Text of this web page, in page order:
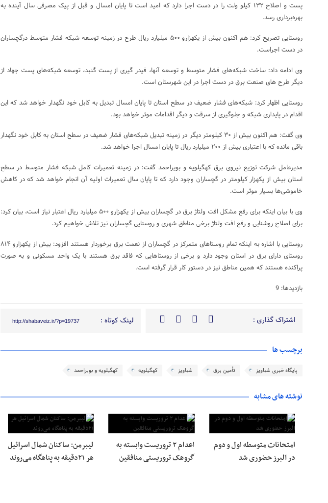
پست و اصلاح ۱۳۲ کیلو ولت را در دست اجرا دارد که امید است تا پایان امسال و قبل از پیک مصرفی سال آینده به
بهره‌برداری رسد.
روستایی تصریح کرد: هم اکنون بیش از یکهزارو ۵۰۰ میلیارد ریال طرح در زمینه توسعه شبکه فشار متوسط درگچساران
در دست اجراست.
وی ادامه داد: ساخت شبکه‌های فشار متوسط و توسعه آنها، فیدر گیری از پست گنبد، توسعه شبکه‌های پست جهاد از
دیگر طرح های صنعت برق در دست اجرا در این شهرستان است.
روستایی اظهار کرد: شبکه‌های فشار ضعیف در سطح استان تا پایان امسال تبدیل به کابل خود نگهدار خواهد شد که این
اقدام در پایداری شبکه و جلوگیری از سرقت و دیگر اقدامات موثر خواهد بود.
وی گفت: هم اکنون بیش از ۳۰ کیلومتر دیگر در زمینه تبدیل شبکه‌های فشار ضعیف در سطح استان به کابل خود نگهدار
باقی مانده که با اعتباری بیش از ۲۰۰ میلیارد ریال تا پایان امسال اجرا خواهد شد.
مدیرعامل شرکت توزیع نیروی برق کهگیلویه و بویراحمد گفت: در زمینه تعمیرات کامل شبکه فشار متوسط در سطح
استان بیش از یکهزار کیلومتر در گچساران وجود دارد که تا پایان سال تعمیرات اولیه آن انجام خواهد شد که در کاهش
خاموشی‌ها بسیار موثر است.
وی با بیان اینکه برای رفع مشکل افت ولتاژ برق در گچساران بیش از یکهزارو ۵۰۰ میلیارد ریال اعتبار نیاز است، بیان کرد:
برای اصلاح روشنایی و رفع افت ولتاژ برخی مناطق شهری و روستایی گچساران نیز تلاش خواهیم کرد.
روستایی با اشاره به اینکه تمام روستاهای متمرکز در گچساران از نعمت برق برخوردار هستند افزود: بیش از یکهزارو ۸۱۴
روستای دارای برق در استان وجود دارد و برخی از روستاهایی که فاقد برق هستند با یک واحد مسکونی و به صورت
پراکنده هستند که همین مناطق نیز در دستور کار قرار گرفته است.
بازدیدها: 9
اشتراک گذاری : لینک کوتاه : http://shabaveiz.ir/?p=19737
برچسب ها
پایگاه خبری شباویز تأمین برق شباویز کهگیلویه کهگیلویه و بویراحمد
نوشته های مشابه
امتحانات متوسطه اول و دوم
در البرز حضوری شد
اعدام ۲ تروریست وابسته به
گروهک تروریستی منافقین
لیبرمن: ساکنان شمال اسرائیل
هر ۲۱دقیقه به پناهگاه می‌روند